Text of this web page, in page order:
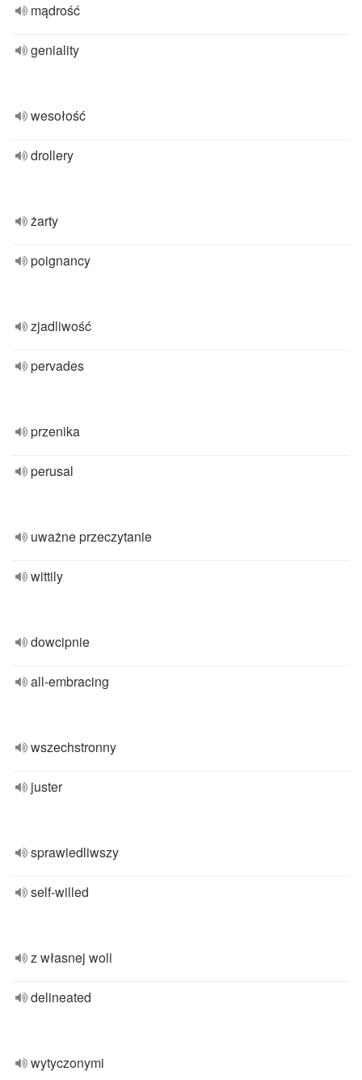
mądrość
geniality
wesołość
drollery
żarty
poignancy
zjadliwość
pervades
przenika
perusal
uważne przeczytanie
wittily
dowcipnie
all-embracing
wszechstronny
juster
sprawiedliwszy
self-willed
z własnej woli
delineated
wytyczonymi